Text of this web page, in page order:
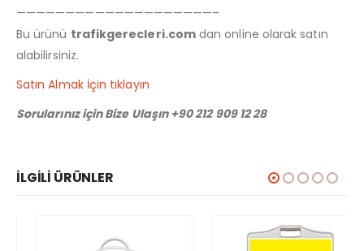
————————————————————–
Bu ürünü trafikgerecleri.comdan online olarak satın
alabilirsiniz.
Satın Almak İçin tıklayın
Sorularınız için Bize Ulaşın +90 212 909 12 28
İLGILI ÜRÜNLER